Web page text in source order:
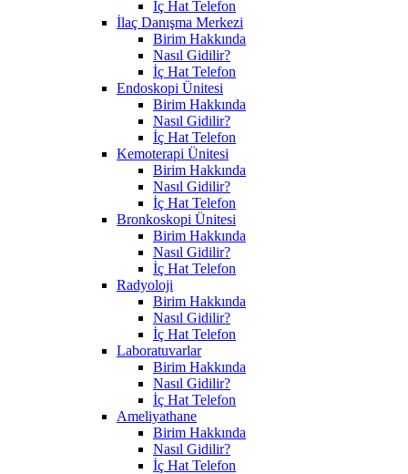
İç Hat Telefon
İlaç Danışma Merkezi
Birim Hakkında
Nasıl Gidilir?
İç Hat Telefon
Endoskopi Ünitesi
Birim Hakkında
Nasıl Gidilir?
İç Hat Telefon
Kemoterapi Ünitesi
Birim Hakkında
Nasıl Gidilir?
İç Hat Telefon
Bronkoskopi Ünitesi
Birim Hakkında
Nasıl Gidilir?
İç Hat Telefon
Radyoloji
Birim Hakkında
Nasıl Gidilir?
İç Hat Telefon
Laboratuvarlar
Birim Hakkında
Nasıl Gidilir?
İç Hat Telefon
Ameliyathane
Birim Hakkında
Nasıl Gidilir?
İç Hat Telefon